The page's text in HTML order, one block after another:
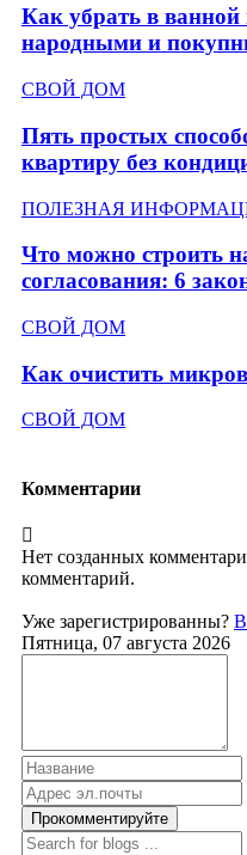
Как убрать в ванной
народными и
СВОЙ ДОМ
Пять простых
квартиру без
ПОЛЕЗНАЯ
Что можно строить
согласования: 6
СВОЙ ДОМ
Как очистить
СВОЙ ДОМ
Комментарии
Нет созданных
комментарий.
Уже зарегистрированны?
Пятница, 07 августа 2026
Прокомментируйте